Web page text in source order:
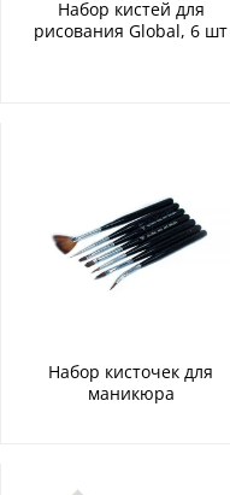
Набор кистей для
рисования Global, 6 шт
Набор кисточек для
маникюра